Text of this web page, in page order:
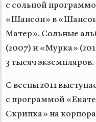
с сольной
«Шансон» в
Матер». Сольные
(2007) и «Мурка»
3 тысяч экземпляров.
С весны 2011
с программой
Скрипка» на